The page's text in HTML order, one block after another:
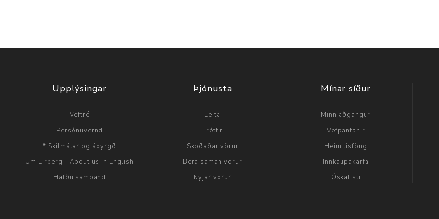
Upplýsingar
Veftré
Persónuvernd
* Skilmálar og ábyrgð
Um Eirberg - About us in English
Hafðu samband
Þjónusta
Leita
Fréttir
Skoðaðar vörur
Bera saman vörur
Nýjar vörur
Mínar síður
Minn aðgangur
Vefpantanir
Heimilisföng
Innkaupakarfa
Óskalisti